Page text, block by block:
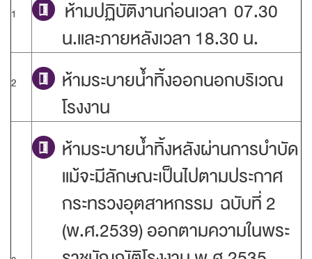
1
ห้ามปฏิบัติงานก่อนเวลา 07.30
น.และภายหลังเวลา 18.30 น.
2
ห้ามระบายน้ำทิ้งออกนอกบริเวณ
โรงงาน
ห้ามระบายน้ำทิ้งหลังผ่านการบำบัด
แม้จะมีลักษณะเป็นไปตามประกาศ
กระทรวงอุตสาหกรรม ฉบับที่ 2
(พ.ศ.2539) ออกตามความในพระ